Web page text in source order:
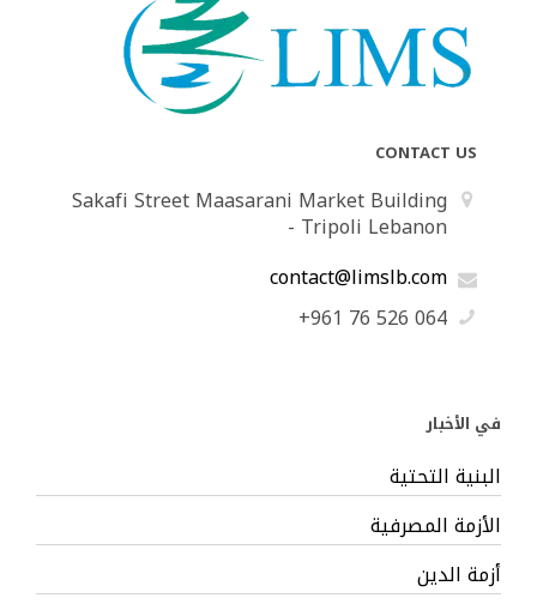
CONTACT US
Sakafi Street Maasarani Market Building
- Tripoli Lebanon
contact@limslb.com
+961 76 526 064
في الأخبار
البنية التحتية
الأزمة المصرفية
أزمة الدين